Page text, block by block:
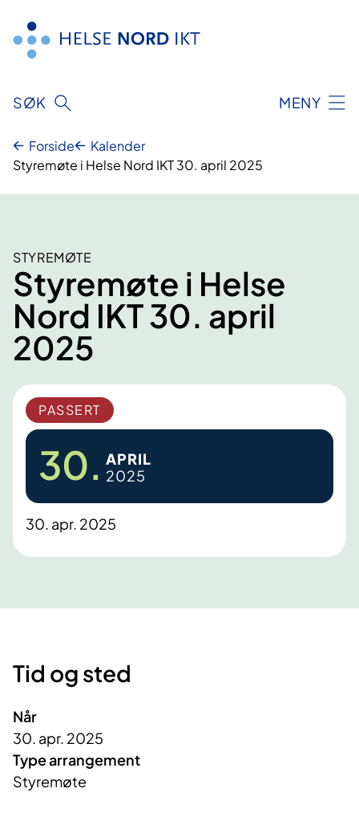
innhold
SØK MENY
Forside
Kalender
Styremøte i Helse Nord IKT 30. april 2025
STYREMØTE
Styremøte i Helse
Nord IKT 30. april
2025
PASSERT
30. APRIL
2025
30. apr. 2025
Tid og sted
Når
30. apr. 2025
Type arrangement
Styremøte